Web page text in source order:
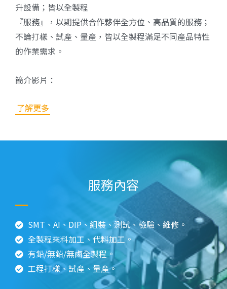
升設備；皆以全製程
『服務』，以期提供合作夥伴全方位、高品質的服務；
不論打樣、試產、量產，皆以全製程滿足不同產品特性
的作業需求。
簡介影片：
了解更多
服務內容
SMT、AI、DIP、組裝、測試、檢驗、維修。
全製程來料加工、代料加工。
有鉛/無鉛/無鹵全製程。
工程打樣、試產、量產。